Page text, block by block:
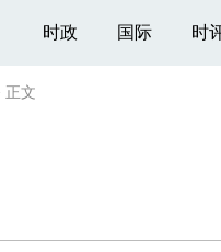
时政 国际 时
正文